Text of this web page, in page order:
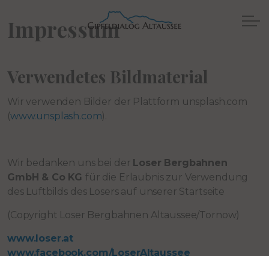
Impressum
Verwendetes Bildmaterial
Wir verwenden Bilder der Plattform unsplash.com
(www.unsplash.com).
Wir bedanken uns bei der Loser Bergbahnen
GmbH & Co KG für die Erlaubnis zur Verwendung
des Luftbilds des Losers auf unserer Startseite
(Copyright Loser Bergbahnen Altaussee/Tornow)
www.loser.at
www.facebook.com/LoserAltaussee